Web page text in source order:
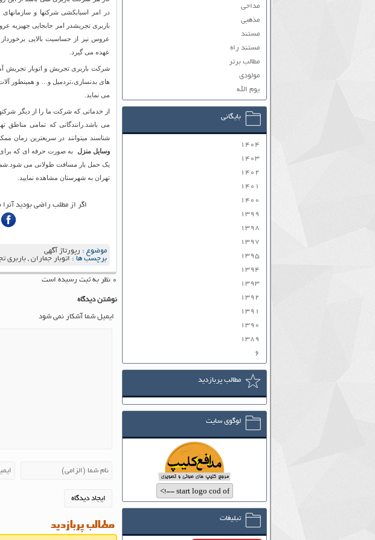
در امر اسبابکشی شرکتها و سازمانهای
باربری تجریشدر امر جابجایی جهیزیه
عروس نیز از حساسیت بالایی
عهده می گیرد.
شرکت باربری تجریش و اتوبار تجریش
های بدنسازی،تردمیل و… و همینطور
می نماید.
از خدماتی که شرکت ما را از دیگر
می باشد.رانندگانی که تمامی
شناسند میتوانند در سریعترین زمان
وسایل منزل
به صورت حرفه ای که برای
یک حمل بار مسافت طولانی می شود.شما
تهران به شهرستان مشاهده نمایید.
اگر از مطلب راضی بودید
موضوع : رپورتاژ آگهی
برچسب ها : اتوبار جماران , باربری
۰ نظر به ثبت رسیده است
نوشتن دیدگاه
ایمیل شما آشکار نمی شود
مطالب پربازدید
مداحی
مذهبی
مستند
مستند راه
مطالب برتر
مولودی
یوم الله
بایگانی
۱۴۰۴
۱۴۰۳
۱۴۰۲
۱۴۰۱
۱۴۰۰
۱۳۹۹
۱۳۹۸
۱۳۹۷
۱۳۹۵
۱۳۹۴
۱۳۹۳
۱۳۹۲
۱۳۹۱
۱۳۹۰
۱۳۸۹
۶
مطالب پربازدید
لوگوی سایت
تبلیغات